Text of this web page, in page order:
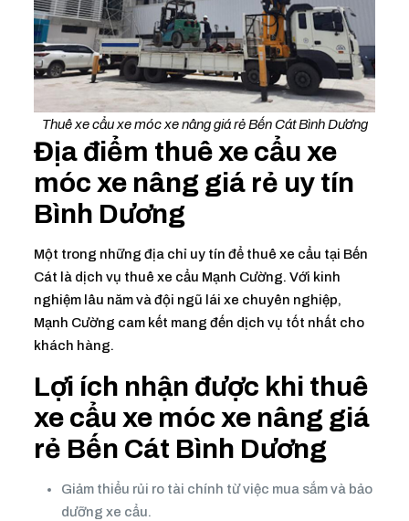
Thuê xe cẩu xe móc xe nâng giá rẻ Bến Cát Bình Dương
Địa điểm thuê xe cẩu xe
móc xe nâng giá rẻ uy tín
Bình Dương
Một trong những địa chỉ uy tín để thuê xe cẩu tại Bến
Cát là dịch vụ thuê xe cẩu Mạnh Cường. Với kinh
nghiệm lâu năm và đội ngũ lái xe chuyên nghiệp,
Mạnh Cường cam kết mang đến dịch vụ tốt nhất cho
khách hàng.
Lợi ích nhận được khi thuê
xe cẩu xe móc xe nâng giá
rẻ Bến Cát Bình Dương
Giảm thiểu rủi ro tài chính từ việc mua sắm và bảo
dưỡng xe cẩu.